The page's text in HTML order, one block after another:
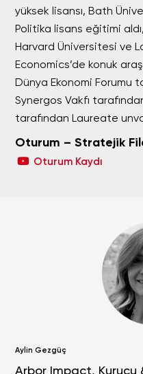
yüksek lisansı, Bath
Politika lisans eğitimi
Harvard Üniversitesi ve
Economics’de konuk
Dünya Ekonomi Forumu
Synergos Vakfı
tarafından Laureate
Oturum – Stratejik
Oturum Kaydı
Aylin Gezgüç
Arbor Impact, Kurucu